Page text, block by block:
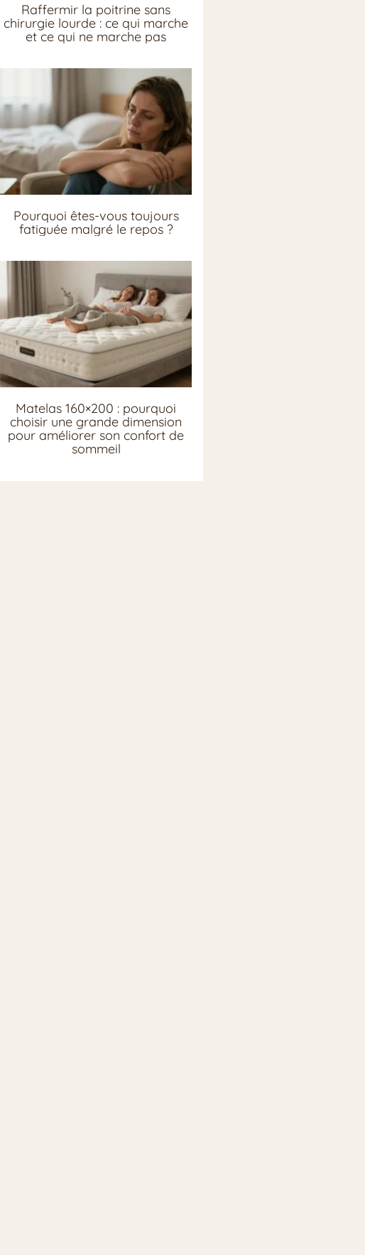
Raffermir la poitrine sans
chirurgie lourde : ce qui marche
et ce qui ne marche pas
Pourquoi êtes-vous toujours
fatiguée malgré le repos ?
Matelas 160×200 : pourquoi
choisir une grande dimension
pour améliorer son confort de
sommeil